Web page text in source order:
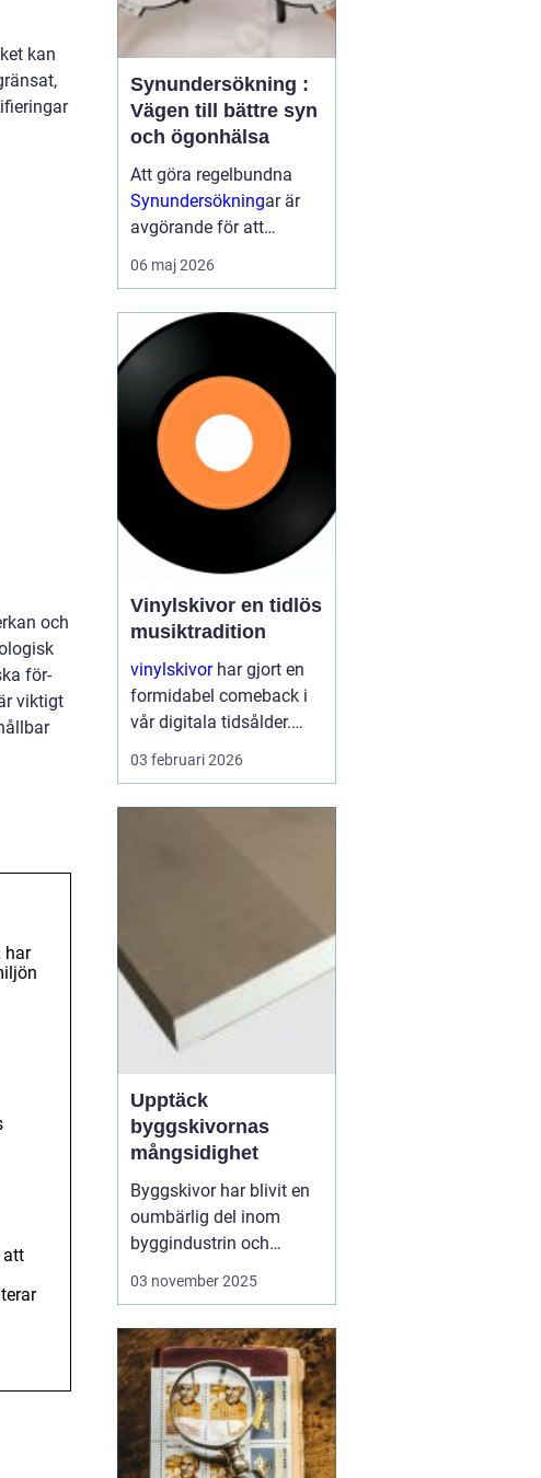
kan
och
för-
viktigt
har
att
Synundersökning :
Vägen till bättre syn
och ögonhälsa
Att göra regelbundna
Synundersökningar är
avgörande för att
upptäcka synfel i tid
samt för att identifiera
ögonsjukdomar. En
synundersökning ka...
06 maj 2026
Vinylskivor en tidlös
musiktradition
vinylskivorhar gjort en
formidabel comeback i
vår digitala tidsålder.
Trots att
03 februari 2026
Upptäck
byggskivornas
mångsidighet
Byggskivor har blivit en
oumbärlig del inom
byggindustrin och
används i allt från
byggnader. Dessa
mångsidiga material
erbjuder en rad olika
fördelar, inklusive styrka,
hållbarhet och ...
03 november 2025